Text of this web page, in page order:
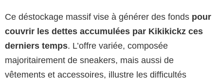
Ce déstockage massif vise à générer des fonds pour
couvrir les dettes accumulées par Kikikickz ces
derniers temps. L’offre variée, composée
majoritairement de sneakers, mais aussi de
vêtements et accessoires, illustre les difficultés